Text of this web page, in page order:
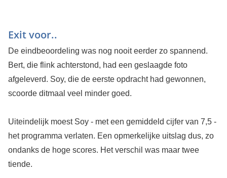
Exit voor..
De eindbeoordeling was nog nooit eerder zo spannend.
Bert, die flink achterstond, had een geslaagde foto
afgeleverd. Soy, die de eerste opdracht had gewonnen,
scoorde ditmaal veel minder goed.
Uiteindelijk moest Soy - met een gemiddeld cijfer van 7,5 -
het programma verlaten. Een opmerkelijke uitslag dus, zo
ondanks de hoge scores. Het verschil was maar twee
tiende.